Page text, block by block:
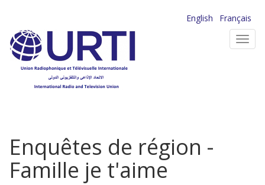
contenu
principal
English
Français
Enquêtes de région -
Famille je t'aime